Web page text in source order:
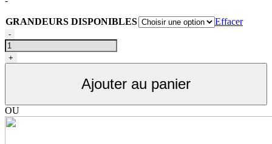
GRANDEURS DISPONIBLES
Effacer
quantité
de
Brosse
courbée
pour
chiens,
-
+
Ajouter au panier
OU